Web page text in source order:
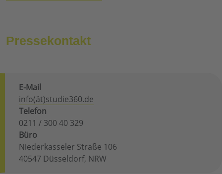
Pressekontakt
E-Mail
info(ät)studie360.de
Telefon
0211 / 300 40 329
Büro
Niederkasseler Straße 106
40547 Düsseldorf, NRW